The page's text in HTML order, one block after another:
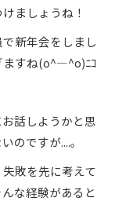
ましょうね！
新年会をしまし
ますね(o^―^o)ﾆｺ
話しようかと思
のですが....。
失敗を先に考えて
な経験があると